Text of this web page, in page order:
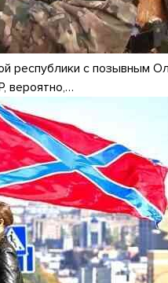
республики с позывным
вероятно,…